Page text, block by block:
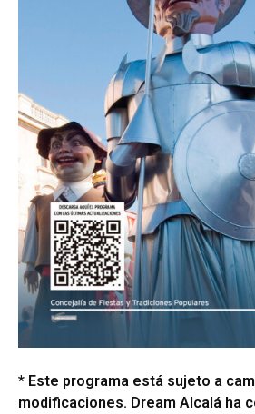
* Este programa está sujeto a
modificaciones. Dream Alcalá ha